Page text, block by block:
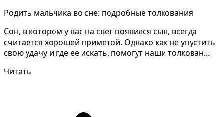
Родить мальчика во сне: подробные толкования
Сон, в котором у вас на свет появился сын, всегда
считается хорошей приметой. Однако как не упустить
свою удачу и где ее искать, помогут наши толкован...
Читать